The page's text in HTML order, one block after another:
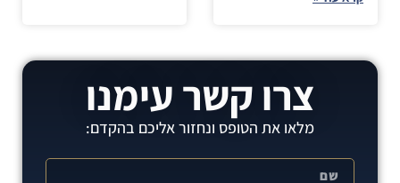
צרו קשר עימנו
מלאו את הטופס ונחזור אליכם בהקדם: